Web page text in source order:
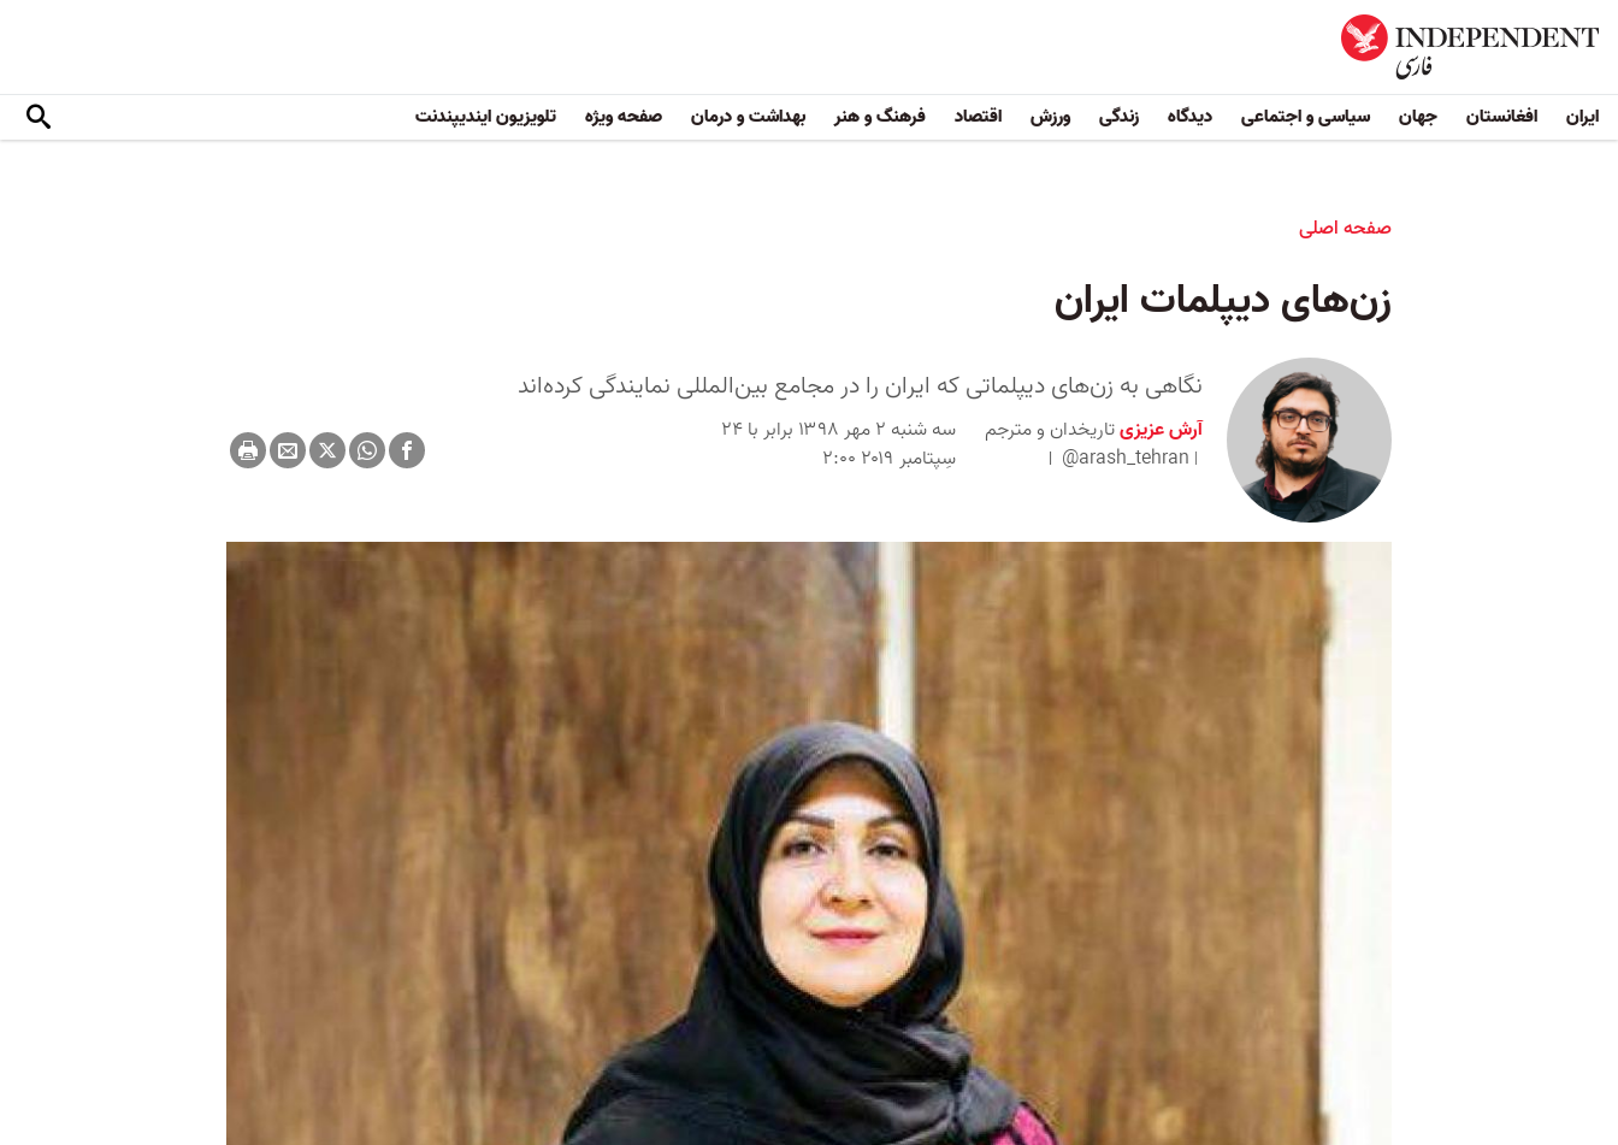
ایران افغانستان جهان سیاسی و اجتماعی دیدگاه زندگی ورزش اقتصاد فرهنگ و هنر بهداشت و درمان صفحه ویژه تلویزیون ایندیپندنت
صفحه اصلی
زن‌های دیپلمات ایران
نگاهی به زن‌های دیپلماتی که ایران را در مجامع بین‌المللی نمایندگی کرده‌اند
آرش عزیزیتاریخدان و مترجم
@arash_tehran
سه شنبه ۲ مهر ۱۳۹۸ برابر با ۲۴
سِپتامبر ۲۰۱۹ ۲:۰۰